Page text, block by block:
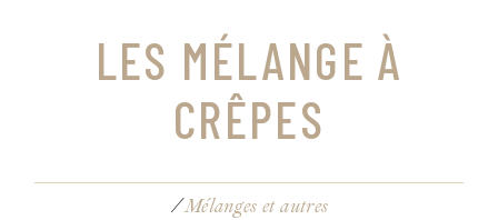
LES MÉLANGE À
CRÊPES
Mélanges et autres